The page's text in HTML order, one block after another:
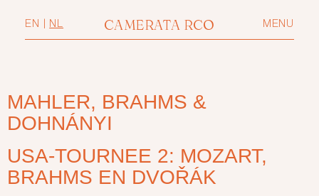
CAMERATA RCO
EN NL MENU
MAHLER, BRAHMS &
DOHNÁNYI
USA-TOURNEE 2: MOZART,
BRAHMS EN DVOŘÁK